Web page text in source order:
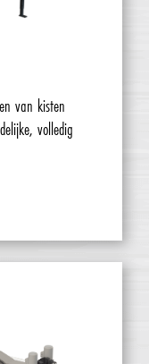
van kisten
volledig